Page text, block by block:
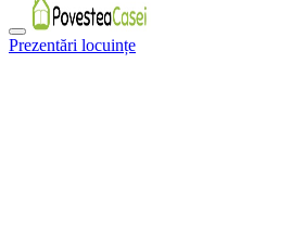
Prezentări locuințe